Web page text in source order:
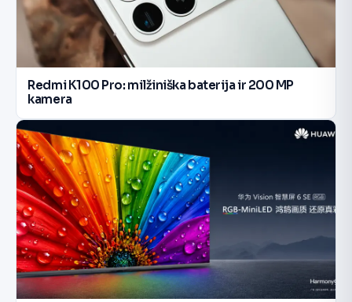
Redmi K100 Pro: milžiniška baterija ir 200 MP
kamera